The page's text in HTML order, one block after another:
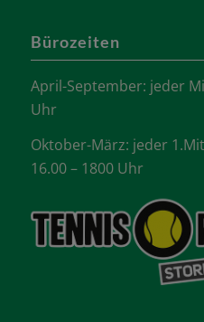
Bürozeiten
April-September: jeder
Uhr
Oktober-März: jeder
16.00 – 1800 Uhr